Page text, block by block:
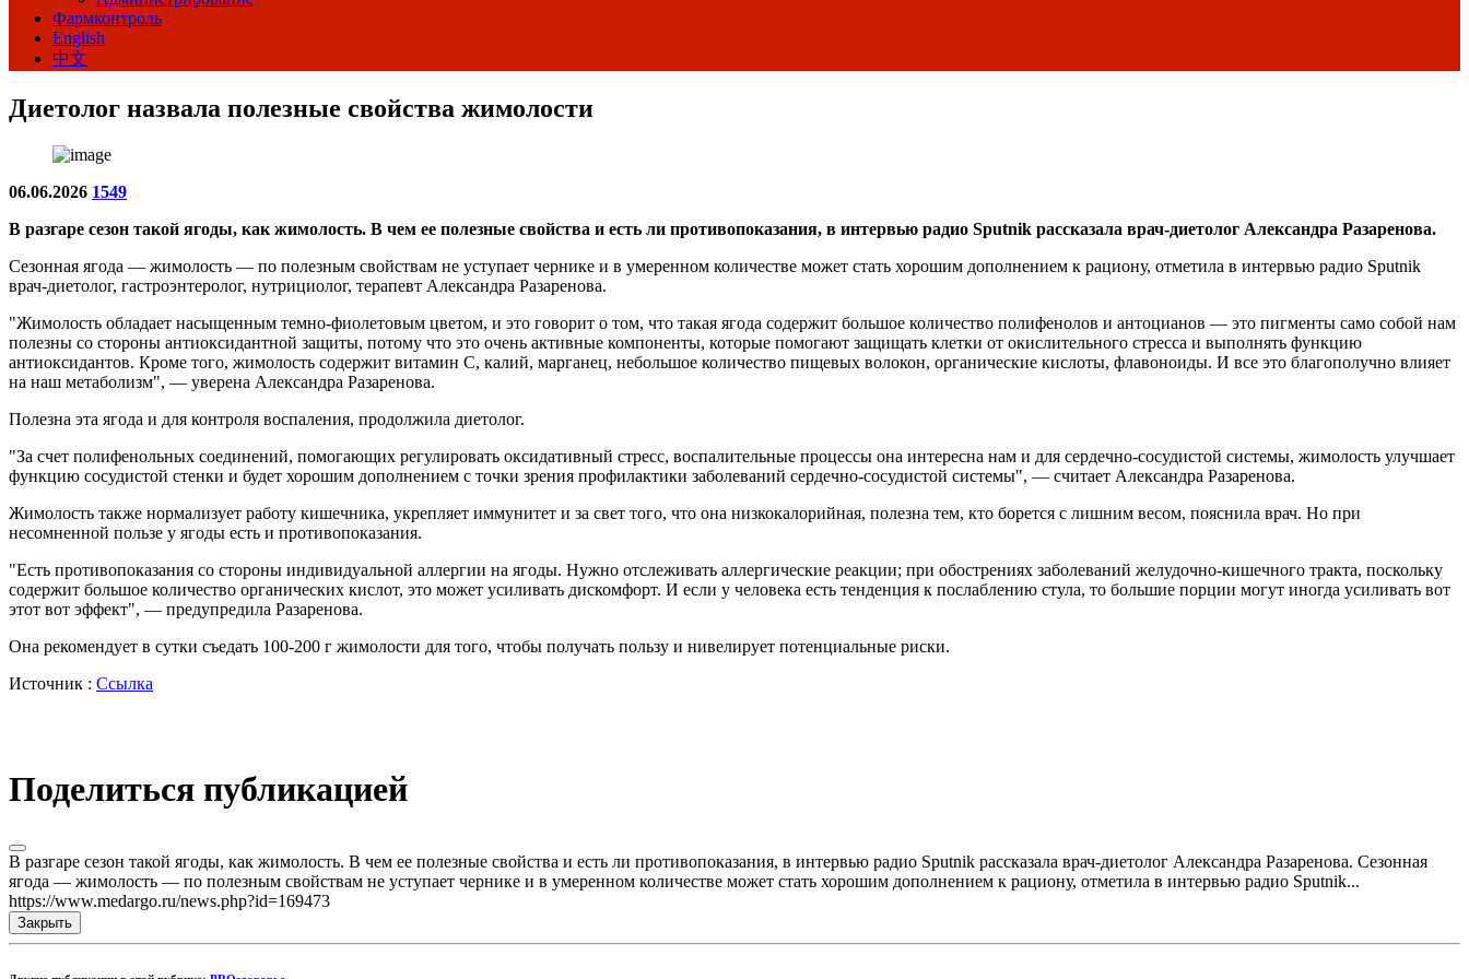
Фармконтроль
English
中文
Диетолог назвала полезные свойства жимолости
06.06.2026 1549
В разгаре сезон такой ягоды, как жимолость. В чем ее полезные свойства и есть ли противопоказания, в интервью радио Sputnik рассказала врач-диетолог Александра Разаренова.
Сезонная ягода — жимолость — по полезным свойствам не уступает чернике и в умеренном количестве может стать хорошим дополнением к рациону, отметила в интервью радио Sputnik
врач-диетолог, гастроэнтеролог, нутрициолог, терапевт Александра Разаренова.
"Жимолость обладает насыщенным темно-фиолетовым цветом, и это говорит о том, что такая ягода содержит большое количество полифенолов и антоцианов — это пигменты само собой нам
полезны со стороны антиоксидантной защиты, потому что это очень активные компоненты, которые помогают защищать клетки от окислительного стресса и выполнять функцию
антиоксидантов. Кроме того, жимолость содержит витамин С, калий, марганец, небольшое количество пищевых волокон, органические кислоты, флавоноиды. И все это благополучно влияет
на наш метаболизм", — уверена Александра Разаренова.
Полезна эта ягода и для контроля воспаления, продолжила диетолог.
"За счет полифенольных соединений, помогающих регулировать оксидативный стресс, воспалительные процессы она интересна нам и для сердечно-сосудистой системы, жимолость улучшает
функцию сосудистой стенки и будет хорошим дополнением с точки зрения профилактики заболеваний сердечно-сосудистой системы", — считает Александра Разаренова.
Жимолость также нормализует работу кишечника, укрепляет иммунитет и за свет того, что она низкокалорийная, полезна тем, кто борется с лишним весом, пояснила врач. Но при
несомненной пользе у ягоды есть и противопоказания.
"Есть противопоказания со стороны индивидуальной аллергии на ягоды. Нужно отслеживать аллергические реакции; при обострениях заболеваний желудочно-кишечного тракта, поскольку
содержит большое количество органических кислот, это может усиливать дискомфорт. И если у человека есть тенденция к послаблению стула, то большие порции могут иногда усиливать вот
этот вот эффект", — предупредила Разаренова.
Она рекомендует в сутки съедать 100-200 г жимолости для того, чтобы получать пользу и нивелирует потенциальные риски.
Источник : Ссылка
Поделиться публикацией
В разгаре сезон такой ягоды, как жимолость. В чем ее полезные свойства и есть ли противопоказания, в интервью радио Sputnik рассказала врач-диетолог Александра Разаренова. Сезонная
ягода — жимолость — по полезным свойствам не уступает чернике и в умеренном количестве может стать хорошим дополнением к рациону, отметила в интервью радио Sputnik...
https://www.medargo.ru/news.php?id=169473
Закрыть